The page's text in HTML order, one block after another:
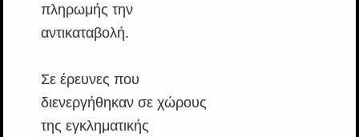
πληρωμής την
αντικαταβολή.
Σε έρευνες που
διενεργήθηκαν σε χώρους
της εγκληματικής